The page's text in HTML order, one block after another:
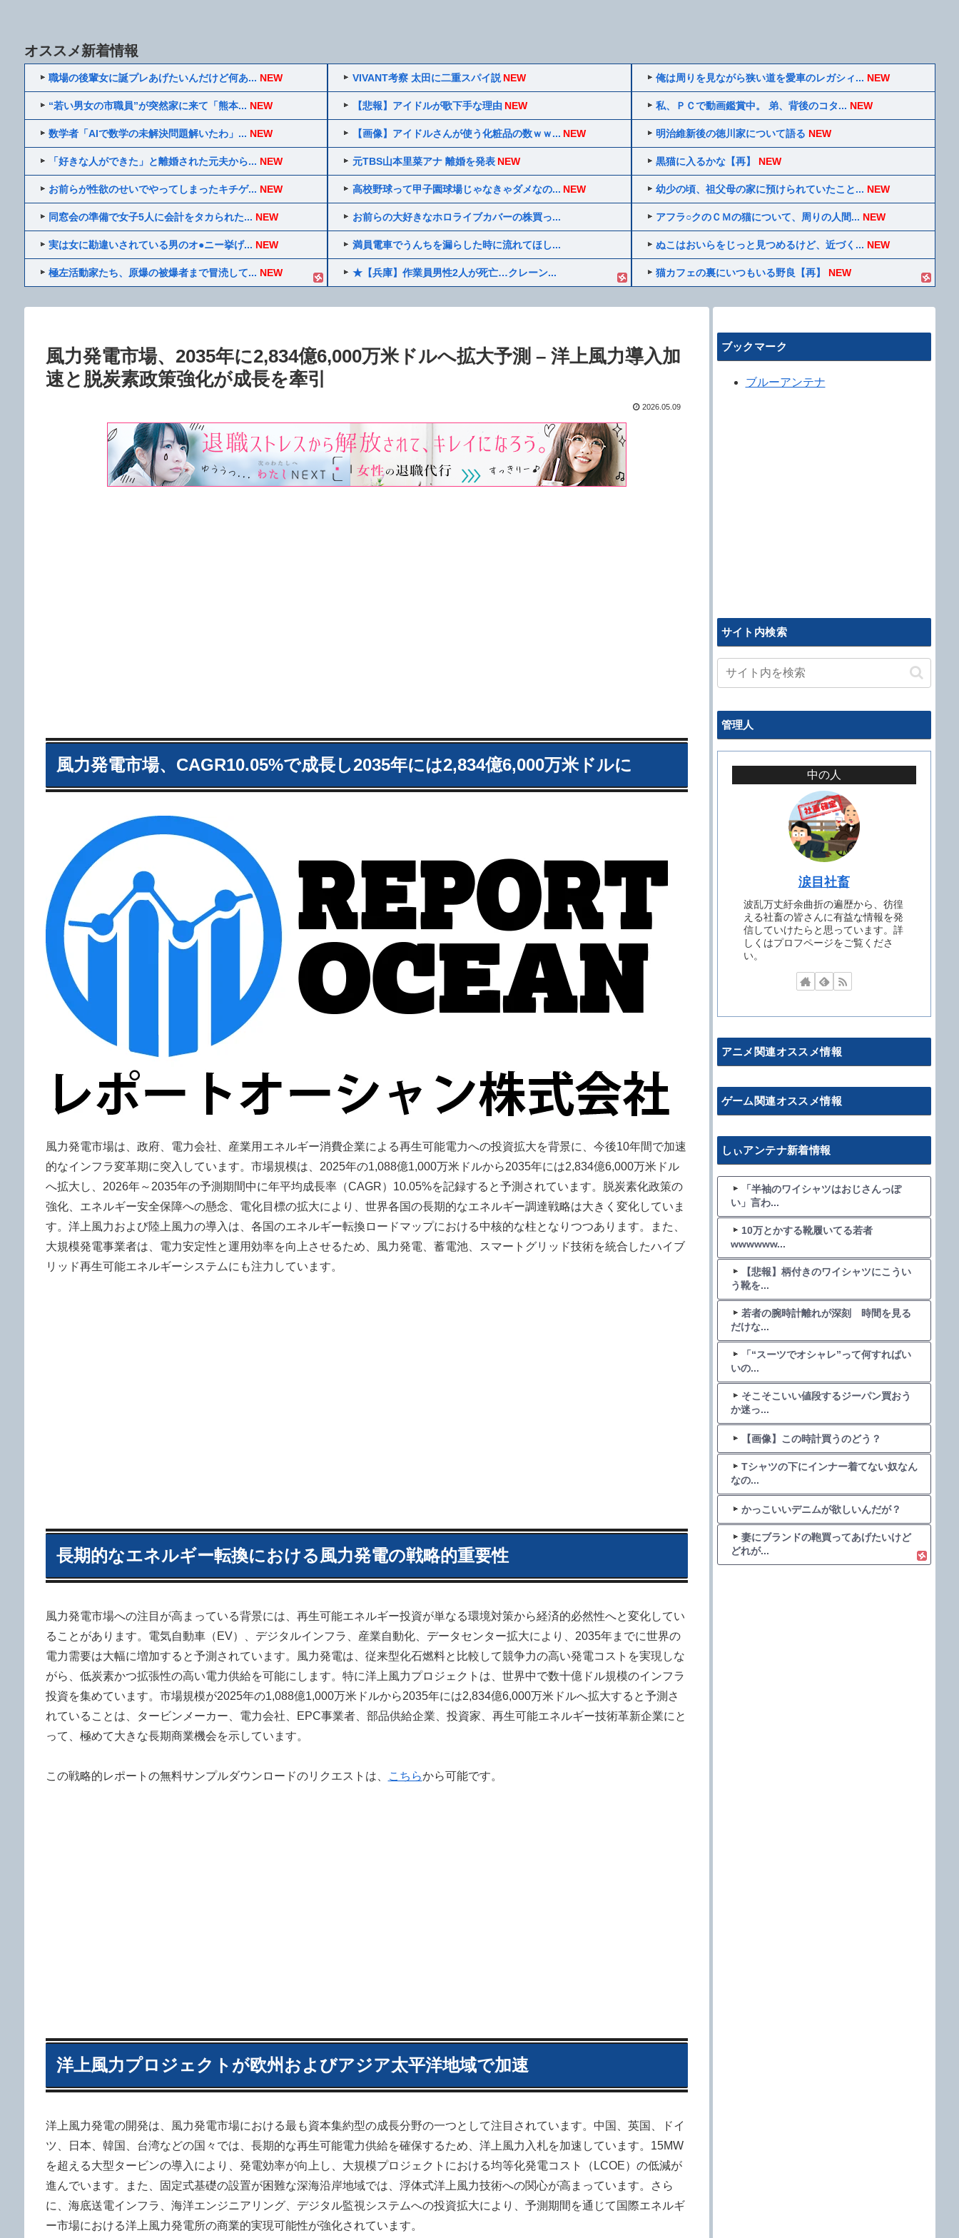
オススメ新着情報
職場の後輩女に誕プレあげたいんだけど何あ... NEW
“若い男女の市職員”が突然家に来て「熊本... NEW
数学者「AIで数学の未解決問題解いたわ」... NEW
「好きな人ができた」と離婚された元夫から... NEW
お前らが性欲のせいでやってしまったキチゲ... NEW
同窓会の準備で女子5人に会計をタカられた... NEW
実は女に勘違いされている男のオ●ニー挙げ... NEW
極左活動家たち、原爆の被爆者まで冒涜して... NEW
VIVANT考察 太田に二重スパイ説 NEW
【悲報】アイドルが歌下手な理由 NEW
【画像】アイドルさんが使う化粧品の数ｗｗ... NEW
元TBS山本里菜アナ 離婚を発表 NEW
高校野球って甲子園球場じゃなきゃダメなの... NEW
お前らの大好きなホロライブカバーの株買っ...
満員電車でうんちを漏らした時に流れてほし...
★【兵庫】作業員男性2人が死亡…クレーン...
俺は周りを見ながら狭い道を愛車のレガシィ... NEW
私、ＰＣで動画鑑賞中。 弟、背後のコタ... NEW
明治維新後の徳川家について語る NEW
黒猫に入るかな【再】 NEW
幼少の頃、祖父母の家に預けられていたこと... NEW
アフラ○クのＣＭの猫について、周りの人間... NEW
ぬこはおいらをじっと見つめるけど、近づく... NEW
猫カフェの裏にいつもいる野良【再】 NEW
風力発電市場、2035年に2,834億6,000万米ドルへ拡大予測 – 洋上風力導入加
速と脱炭素政策強化が成長を牽引
2026.05.09
風力発電市場、CAGR10.05%で成長し2035年には2,834億6,000万米ドルに
風力発電市場は、政府、電力会社、産業用エネルギー消費企業による再生可能電力への投資拡大を背景に、今後10年間で加速
的なインフラ変革期に突入しています。市場規模は、2025年の1,088億1,000万米ドルから2035年には2,834億6,000万米ドル
へ拡大し、2026年～2035年の予測期間中に年平均成長率（CAGR）10.05%を記録すると予測されています。脱炭素化政策の
強化、エネルギー安全保障への懸念、電化目標の拡大により、世界各国の長期的なエネルギー調達戦略は大きく変化していま
す。洋上風力および陸上風力の導入は、各国のエネルギー転換ロードマップにおける中核的な柱となりつつあります。また、
大規模発電事業者は、電力安定性と運用効率を向上させるため、風力発電、蓄電池、スマートグリッド技術を統合したハイブ
リッド再生可能エネルギーシステムにも注力しています。
長期的なエネルギー転換における風力発電の戦略的重要性
風力発電市場への注目が高まっている背景には、再生可能エネルギー投資が単なる環境対策から経済的必然性へと変化してい
ることがあります。電気自動車（EV）、デジタルインフラ、産業自動化、データセンター拡大により、2035年までに世界の
電力需要は大幅に増加すると予測されています。風力発電は、従来型化石燃料と比較して競争力の高い発電コストを実現しな
がら、低炭素かつ拡張性の高い電力供給を可能にします。特に洋上風力プロジェクトは、世界中で数十億ドル規模のインフラ
投資を集めています。市場規模が2025年の1,088億1,000万米ドルから2035年には2,834億6,000万米ドルへ拡大すると予測さ
れていることは、タービンメーカー、電力会社、EPC事業者、部品供給企業、投資家、再生可能エネルギー技術革新企業にと
って、極めて大きな長期商業機会を示しています。
この戦略的レポートの無料サンプルダウンロードのリクエストは、 こちらから可能です。
洋上風力プロジェクトが欧州およびアジア太平洋地域で加速
洋上風力発電の開発は、風力発電市場における最も資本集約型の成長分野の一つとして注目されています。中国、英国、ドイ
ツ、日本、韓国、台湾などの国々では、長期的な再生可能電力供給を確保するため、洋上風力入札を加速しています。15MW
を超える大型タービンの導入により、発電効率が向上し、大規模プロジェクトにおける均等化発電コスト（LCOE）の低減が
進んでいます。また、固定式基礎の設置が困難な深海沿岸地域では、浮体式洋上風力技術への関心が高まっています。さら
に、海底送電インフラ、海洋エンジニアリング、デジタル監視システムへの投資拡大により、予測期間を通じて国際エネルギ
ー市場における洋上風力発電所の商業的実現可能性が強化されています。
ブックマーク
ブルーアンテナ
サイト内検索
管理人
中の人
涙目社畜
波乱万丈紆余曲折の遍歴から、彷徨
える社畜の皆さんに有益な情報を発
信していけたらと思っています。詳
しくはプロフページをご覧くださ
い。
アニメ関連オススメ情報
ゲーム関連オススメ情報
しぃアンテナ新着情報
「半袖のワイシャツはおじさんっぽ
い」言わ...
10万とかする靴履いてる若者
wwwwww...
【悲報】柄付きのワイシャツにこうい
う靴を...
若者の腕時計離れが深刻 時間を見る
だけな...
「“スーツでオシャレ”って何すればい
いの...
そこそこいい値段するジーパン買おう
か迷っ...
【画像】この時計買うのどう？
Tシャツの下にインナー着てない奴なん
なの...
かっこいいデニムが欲しいんだが？
妻にブランドの鞄買ってあげたいけど
どれが...